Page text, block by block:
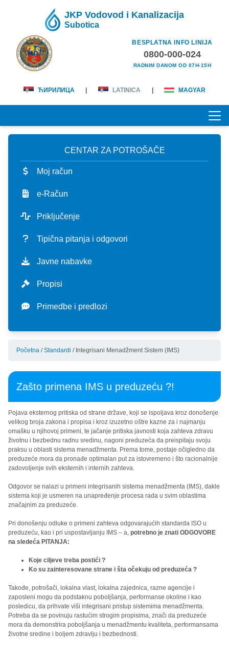
JKP Vodovod i Kanalizacija
Subotica
BESPLATNA INFO LINIJA
0800-000-024
RADNIM DANOM OD 07H-15H
ЋИРИЛИЦА LATINICA MAGYAR
POČETNA
O NAMA
lična karta
KORISNICI
cenovnik usluga
separat
DELATNOSTI
vodosnabdevanje
otpadne vode
UPRAVLJANJE
investicije
finansije
STANDARDI
integrisani menadžment sistem (ims)
CENTAR ZA POTROŠAČE
Moj račun
e-Račun
Priključenje
Tipična pitanja i odgovori
Javne nabavke
Propisi
Primedbe i predlozi
Početna / Standardi / Integrisani Menadžment Sistem (IMS)
Zašto primena IMS u preduzeću ?!
Pojava eksternog pritiska od strane države, koji se ispoljava kroz donošenje
velikog broja zakona i propisa i kroz izuzetno oštre kazne za i najmanju
omašku u njihovoj primeni, te jačanje pritiska javnosti koja zahteva zdravu
životnu i bezbednu radnu sredinu, nagoni preduzeća da preispitaju svoju
praksu u oblasti sistema menadžmenta. Prema tome, postaje očigledno da
preduzeće mora da pronađe optimalan put za istovremeno i što racionalnije
zadovoljenje svih eksternih i internih zahteva.
Odgovor se nalazi u primeni integrisanih sistema menadžmenta (IMS), dakle
sistema koji je usmeren na unapređenje procesa rada u svim oblastima
značajnim za preduzeće.
Pri donošenju odluke o primeni zahteva odgovarajućih standarda ISO u
preduzeću, kao i pri uspostavljanju IMS – a, potrebno je znati ODGOVORE
na sledeća PITANJA:
Koje ciljeve treba postići ?
Ko su zainteresovane strane i šta očekuju od preduzeća ?
Takođe, potrošači, lokalna vlast, lokalna zajednica, razne agencije i
zaposleni mogu da podstaknu poboljšanja, performanse okoline i kao
posledicu, da prihvate viši integrisani pristup sistemima menadžmenta.
Potreba da se povinuju rastućim strogim propisima, znači da preduzeće
mora da demonstrira poboljšanja u menadžmentu kvaliteta, performansama
životne sredine i boljem zdravlju i bezbednosti.